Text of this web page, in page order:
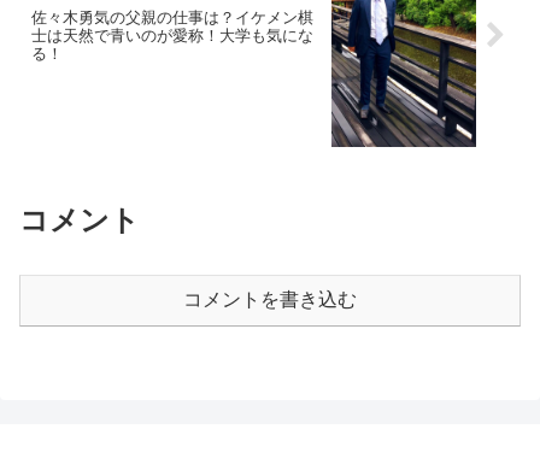
佐々木勇気の父親の仕事は？イケメン棋
士は天然で青いのが愛称！大学も気にな
る！
コメント
コメントを書き込む